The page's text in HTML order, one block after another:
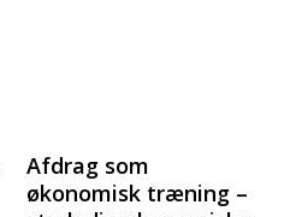
Afdrag som
økonomisk træning –